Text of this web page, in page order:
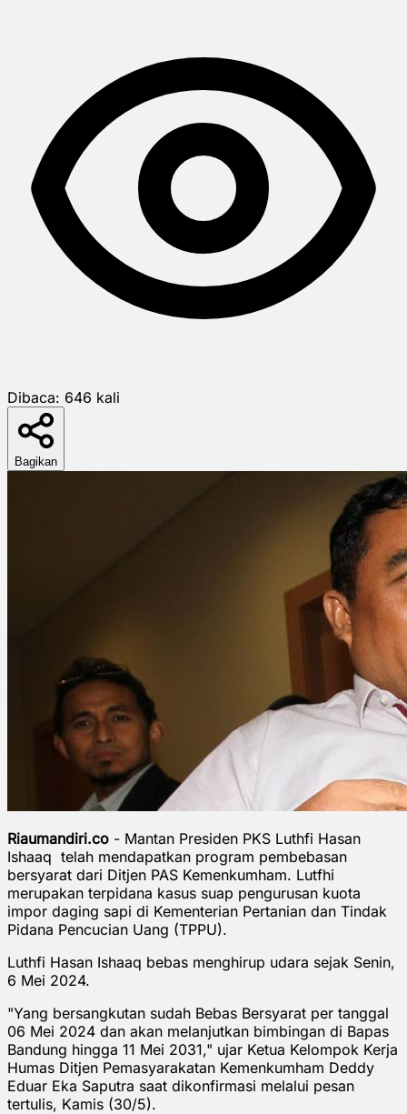
Dibaca: 646 kali
Bagikan
Riaumandiri.co - Mantan Presiden PKS Luthfi Hasan
Ishaaq telah mendapatkan program pembebasan
bersyarat dari Ditjen PAS Kemenkumham. Lutfhi
merupakan terpidana kasus suap pengurusan kuota
impor daging sapi di Kementerian Pertanian dan Tindak
Pidana Pencucian Uang (TPPU).
Luthfi Hasan Ishaaq bebas menghirup udara sejak Senin,
6 Mei 2024.
"Yang bersangkutan sudah Bebas Bersyarat per tanggal
06 Mei 2024 dan akan melanjutkan bimbingan di Bapas
Bandung hingga 11 Mei 2031," ujar Ketua Kelompok Kerja
Humas Ditjen Pemasyarakatan Kemenkumham Deddy
Eduar Eka Saputra saat dikonfirmasi melalui pesan
tertulis, Kamis (30/5).